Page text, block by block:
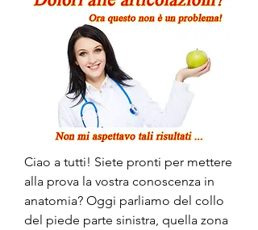
Ciao a tutti! Siete pronti per mettere
alla prova la vostra conoscenza in
anatomia? Oggi parliamo del collo
del piede parte sinistra, quella zona